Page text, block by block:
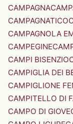
CAMPAGNA
CAMPAGNATICO
CAMPAGNOLA
CAMPEGINE
CAMPI BISENZIO
CAMPIGLIA DEI
CAMPIGLIONE
CAMPITELLO DI
CAMPO DI GIOVE